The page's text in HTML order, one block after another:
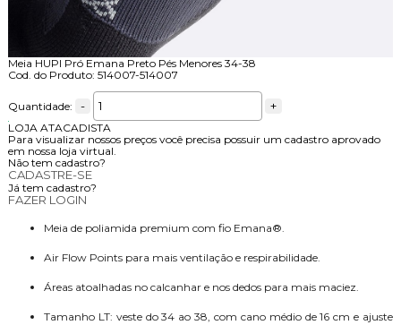
Meia HUPI Pró Emana Preto Pés Menores 34-38
Cod. do Produto: 514007-514007
Quantidade: - +
LOJA ATACADISTA
Para visualizar nossos preços você precisa possuir um cadastro aprovado
em nossa loja virtual.
Não tem cadastro?
CADASTRE-SE
Já tem cadastro?
FAZER LOGIN
Meia de poliamida premium com fio Emana®.
Air Flow Points para mais ventilação e respirabilidade.
Áreas atoalhadas no calcanhar e nos dedos para mais maciez.
Tamanho LT: veste do 34 ao 38, com cano médio de 16 cm e ajuste